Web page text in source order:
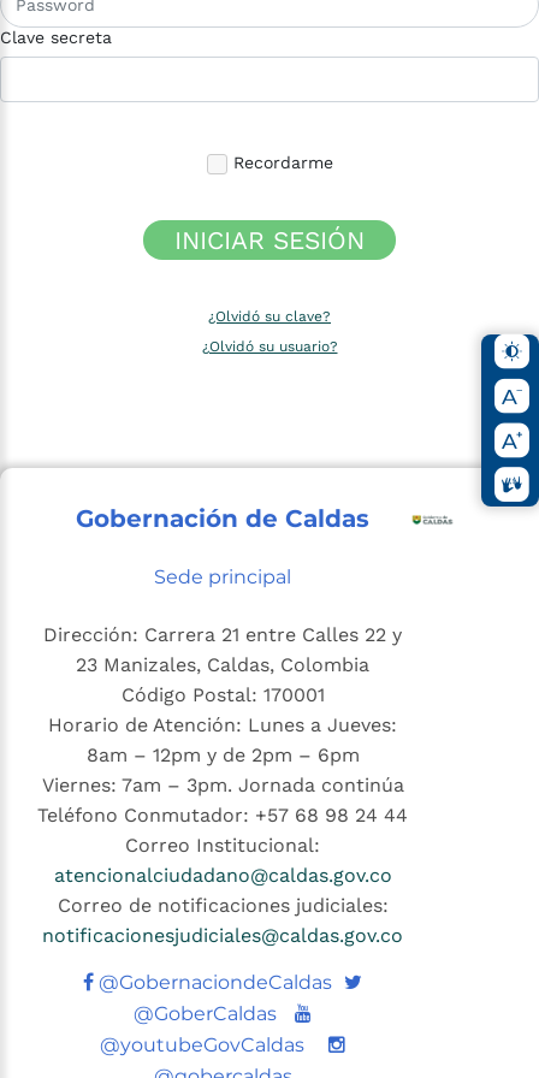
Clave secreta
Recordarme
INICIAR SESIÓN
¿Olvidó su clave?
¿Olvidó su usuario?
Gobernación de Caldas
Sede principal
Dirección: Carrera 21 entre Calles 22 y
23 Manizales, Caldas, Colombia
Código Postal: 170001
Horario de Atención: Lunes a Jueves:
8am – 12pm y de 2pm – 6pm
Viernes: 7am – 3pm. Jornada continúa
Teléfono Conmutador: +57 68 98 24 44
Correo Institucional:
atencionalciudadano@caldas.gov.co
Correo de notificaciones judiciales:
notificacionesjudiciales@caldas.gov.co
@GobernaciondeCaldas Twitter
@GoberCaldas
Youtube
@youtubeGovCaldas